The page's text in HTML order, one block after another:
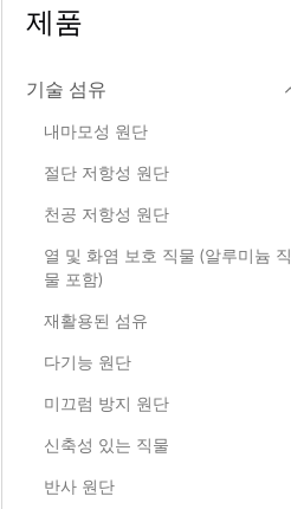
제품
기술 섬유
내마모성 원단
절단 저항성 원단
천공 저항성 원단
열 및 화염 보호 직물 (알루미늄 직
물 포함)
재활용된 섬유
다기능 원단
미끄럼 방지 원단
신축성 있는 직물
반사 원단